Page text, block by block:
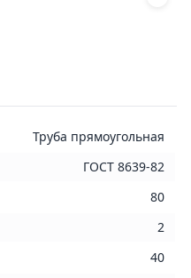
Труба прямоугольная
ГОСТ 8639-82
80
2
40